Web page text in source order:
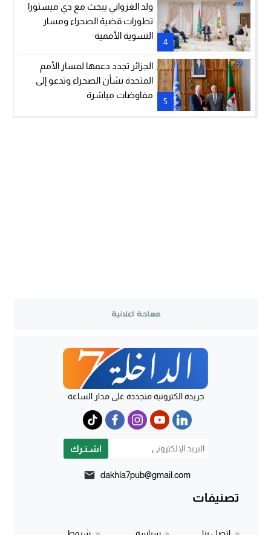
4
ولد الغزواني يبحث مع دي ميستورا
تطورات قضية الصحراء ومسار
التسوية الأممية
5
الجزائر تجدد دعمها لمسار الأمم
المتحدة بشأن الصحراء وتدعو إلى
مفاوضات مباشرة
جريدة الكترونية متجددة على مدار الساعة
اشـتـرك
dakhla7pub@gmail.com
تصنيفات